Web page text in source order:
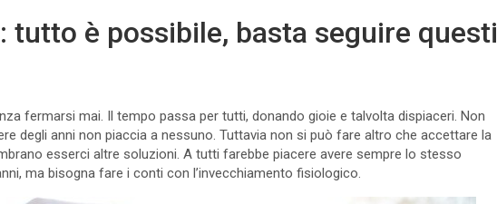
tutto è possibile, basta seguire questi
fermarsi mai. Il tempo passa per tutti, donando gioie e talvolta dispiaceri. Non
degli anni non piaccia a nessuno. Tuttavia non si può fare altro che accettare la
esserci altre soluzioni. A tutti farebbe piacere avere sempre lo stesso
ma bisogna fare i conti con l’invecchiamento fisiologico.